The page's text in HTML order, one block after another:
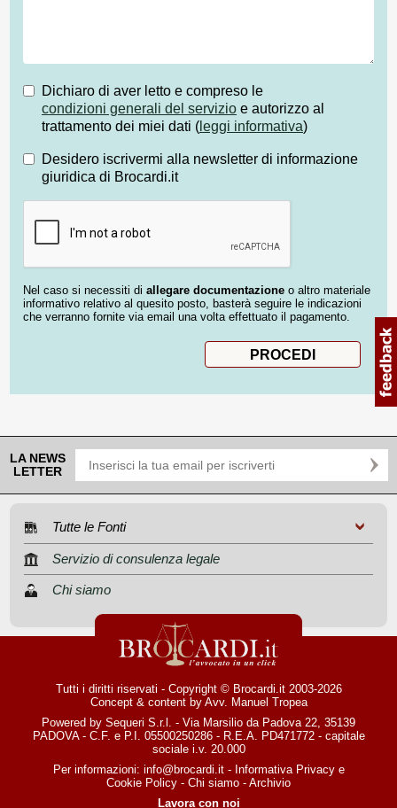
Dichiaro di aver letto e compreso le
condizioni generali del servizio e autorizzo al
trattamento dei miei dati ( leggi informativa)
Desidero iscrivermi alla newsletter di informazione
giuridica di Brocardi.it
Nel caso si necessiti di allegare documentazione o altro materiale
informativo relativo al quesito posto, basterà seguire le indicazioni
che verranno fornite via email una volta effettuato il pagamento.
LA NEWS
LETTER
Tutte le Fonti
Servizio di consulenza legale
Chi siamo
Tutti i diritti riservati - Copyright © Brocardi.it 2003-2026
Concept & content by Avv. Manuel Tropea
Powered by Sequeri S.r.l. - Via Marsilio da Padova 22, 35139
PADOVA - C.F. e P.I. 05500250286 - R.E.A. PD471772 - capitale
sociale i.v. 20.000
Per informazioni: info@brocardi.it- Informativa Privacye
Cookie Policy - Chi siamo - Archivio
Lavora con noi